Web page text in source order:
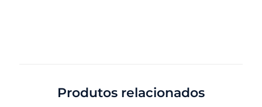
Produtos relacionados